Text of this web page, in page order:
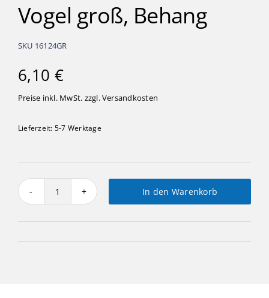
Vogel groß, Behang
SKU 16124GR
6,10 €
Preise inkl. MwSt. zzgl.Versandkosten
Lieferzeit: 5-7 Werktage
Vogel
In den Warenkorb